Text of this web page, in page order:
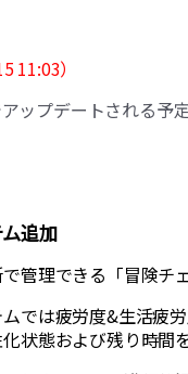
11:03）
ップデートされる予
追加
管理できる「冒険チ
ムでは疲労度&生活
状態および残り時間